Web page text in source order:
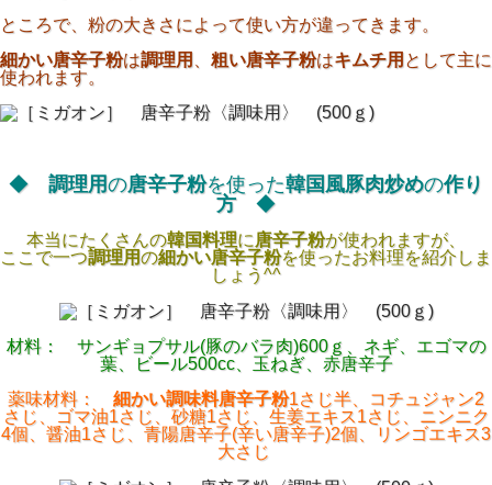
ところで、粉の大きさによって使い方が違ってきます。
細かい唐辛子粉は調理用 粗い唐辛子粉はキムチ用 として主に
使われます。
◆ 調理用の唐辛子粉を使った韓国風豚肉炒めの作り
方◆
本当にたくさんの韓国料理に唐辛子粉が使われますが、
ここで一つ調理用の細かい唐辛子粉を使ったお料理を紹介しま
しょう^^
材料： サンギョプサル(豚のバラ肉)600ｇ、ネギ、エゴマの
葉、ビール500cc、玉ねぎ、赤唐辛子
薬味材料： 細かい調味料唐辛子粉1さじ半、コチュジャン2
さじ、ゴマ油1さじ、砂糖1さじ、生姜エキス1さじ、ニンニク
4個、醤油1さじ、青陽唐辛子(辛い唐辛子)2個、リンゴエキス3
大さじ